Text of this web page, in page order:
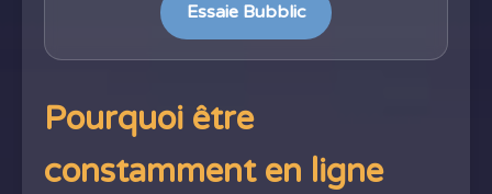
Essaie Bubblic
Pourquoi être
constamment en ligne